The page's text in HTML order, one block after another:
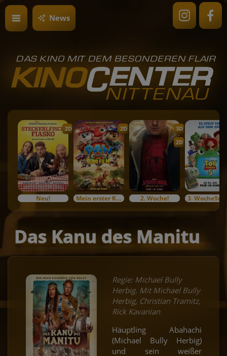
News
2D
Neu!
2D
Mein erster Kinobesuch
3D
2D
2. Woche!
Das Kanu des Manitu
Regie: Michael Bully
Herbig. Mit Michael Bully
Herbig, Christian Tramitz,
Rick Kavanian
Häuptling Abahachi
(Michael Bully Herbig)
und sein weißer